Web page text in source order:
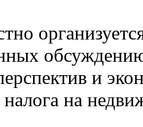
обсуждению
и
налога на